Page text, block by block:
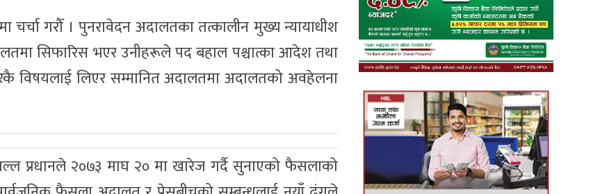
चर्चा गरौँ । पुनरावेदन अदालतका तत्कालीन मुख्य न्यायाधीश
सिफारिस भएर उनीहरूले पद बहाल पश्चात्का आदेश तथा
विषयलाई लिएर सम्मानित अदालतमा अदालतको अवहेलना
मल्ल प्रधानले २०७३ माघ २० मा खारेज गर्दै सुनाएको फैसलाको